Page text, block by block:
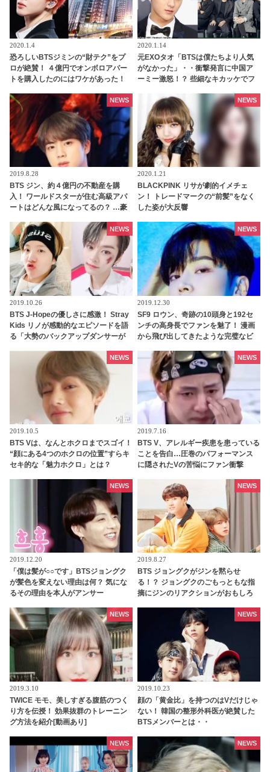
2020.1.4
恐ろしいBTSジミンの“財テク”をプ
ロが絶賛！ ４億円でオンボロアパー
トを購入したのにはワケがあった！
地主になるってホント？
2020.1.14
元EXOタオ「BTSは僕たちより人気
がなかった」・・衝撃発言に中国ア
ーミー激怒！？ 些細なキカッケでフ
2019.8.28
BTS ジン、約４億円の不動産を購
入！ ワールドスターが住む高級アパ
ートはどんな風になってるの？ …豪
NEWS
2020.1.21
BLACKPINK リサが劇的イメチェ
ン！ トレードマークの“前髪”をなく
した姿が大反響
NEWS
2019.10.26
BTS J-Hopeの優しさに感激！ Stray
Kids リノが感動的なエピソードを語
る「大勢のバックアップダンサーが
NEWS
2019.12.30
SF9 ロウン、奇跡の10頭身と192セ
ンチの高身長でファンを魅了！ 漫画
から飛び出してきたような完璧なビ
だ美しさは、まさに生きるマネキン
NEWS
2019.10.5
BTS Vは、なんとホクロまでスゴイ！
“顔にある4つのホクロの位置”すらキ
セキ的な「魅力ホクロ」とは？
NEWS
2019.7.16
BTS V、アレルギー疾患を患っている
ことを告白…圧巻のパフォーマンス
に隠されたVの苦悩にファン衝撃
NEWS
2019.12.20
「僕は髪が○○です」BTSジョングク
が髪色を変えない理由は何？ 気にな
るその理由を本人がアンサー
NEWS
2019.8.27
BTS ジョングクがジンを黙らせ
る！？ ジョングクのごもっともな指
摘にジンのリアクションがおもしろ
NEWS
2019.3.10
TWICE モモ、美しすぎる腹筋のつく
り方を伝授！ 効果抜群のトレーニン
グ方法を紹介[動画あり]
NEWS
2019.10.23
顔の「黄金比」を持つのはVだけじゃ
ない！ 韓国の整形外科医が絶賛した
BTSメンバーとは・・
NEWS
NEWS NEWS